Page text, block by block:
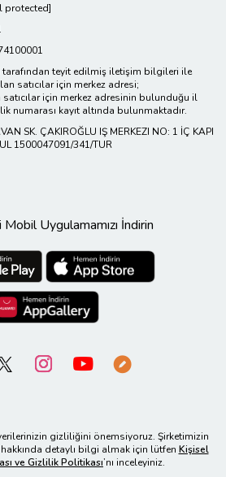
protected]
tarafından teyit edilmiş iletişim bilgileri ile
satıcılar için merkez adresi;
için merkez adresinin bulunduğu il
numarası kayıt altında bulunmaktadır.
SK. ÇAKIROĞLU IŞ MERKEZI NO: 1 İÇ KAPI
1500047091/341/TUR
Uygulamamızı İndirin
gizliliğini önemsiyoruz. Şirketimizin
detaylı bilgi almak için lütfen Kişisel
ve Gizlilik Politikası’nı inceleyiniz.